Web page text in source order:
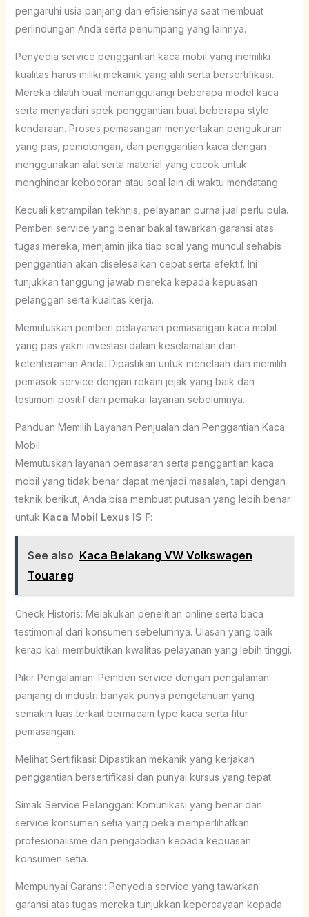
pengaruhi usia panjang dan efisiensinya saat membuat
perlindungan Anda serta penumpang yang lainnya.
Penyedia service penggantian kaca mobil yang memiliki
kualitas harus miliki mekanik yang ahli serta bersertifikasi.
Mereka dilatih buat menanggulangi beberapa model kaca
serta menyadari spek penggantian buat beberapa style
kendaraan. Proses pemasangan menyertakan pengukuran
yang pas, pemotongan, dan penggantian kaca dengan
menggunakan alat serta material yang cocok untuk
menghindar kebocoran atau soal lain di waktu mendatang.
Kecuali ketrampilan tekhnis, pelayanan purna jual perlu pula.
Pemberi service yang benar bakal tawarkan garansi atas
tugas mereka, menjamin jika tiap soal yang muncul sehabis
penggantian akan diselesaikan cepat serta efektif. Ini
tunjukkan tanggung jawab mereka kepada kepuasan
pelanggan serta kualitas kerja.
Memutuskan pemberi pelayanan pemasangan kaca mobil
yang pas yakni investasi dalam keselamatan dan
ketenteraman Anda. Dipastikan untuk menelaah dan memilih
pemasok service dengan rekam jejak yang baik dan
testimoni positif dari pemakai layanan sebelumnya.
Panduan Memilih Layanan Penjualan dan Penggantian Kaca
Mobil
Memutuskan layanan pemasaran serta penggantian kaca
mobil yang tidak benar dapat menjadi masalah, tapi dengan
teknik berikut, Anda bisa membuat putusan yang lebih benar
untuk Kaca Mobil Lexus IS F:
See also Kaca Belakang VW Volkswagen
Touareg
Check Historis: Melakukan penelitian online serta baca
testimonial dari konsumen sebelumnya. Ulasan yang baik
kerap kali membuktikan kwalitas pelayanan yang lebih tinggi.
Pikir Pengalaman: Pemberi service dengan pengalaman
panjang di industri banyak punya pengetahuan yang
semakin luas terkait bermacam type kaca serta fitur
pemasangan.
Melihat Sertifikasi: Dipastikan mekanik yang kerjakan
penggantian bersertifikasi dan punyai kursus yang tepat.
Simak Service Pelanggan: Komunikasi yang benar dan
service konsumen setia yang peka memperlihatkan
profesionalisme dan pengabdian kepada kepuasan
konsumen setia.
Mempunyai Garansi: Penyedia service yang tawarkan
garansi atas tugas mereka tunjukkan kepercayaan kepada